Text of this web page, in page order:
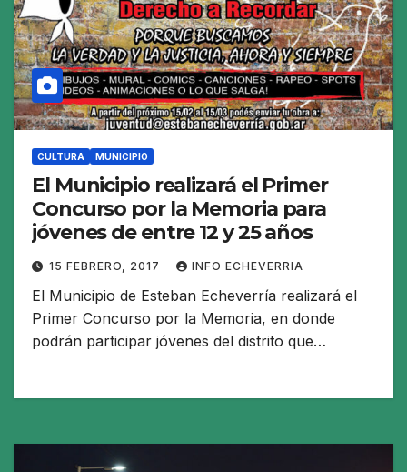
CULTURA MUNICIPIO
El Municipio realizará el Primer
Concurso por la Memoria para
jóvenes de entre 12 y 25 años
15 FEBRERO, 2017 INFO ECHEVERRIA
El Municipio de Esteban Echeverría realizará el
Primer Concurso por la Memoria, en donde
podrán participar jóvenes del distrito que…